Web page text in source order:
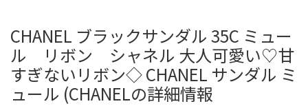
CHANEL ブラックサンダル 35C ミュー
ル リボン シャネル 大人可愛い♡甘
すぎないリボン◇ CHANEL サンダル ミ
ュール (CHANELの詳細情報